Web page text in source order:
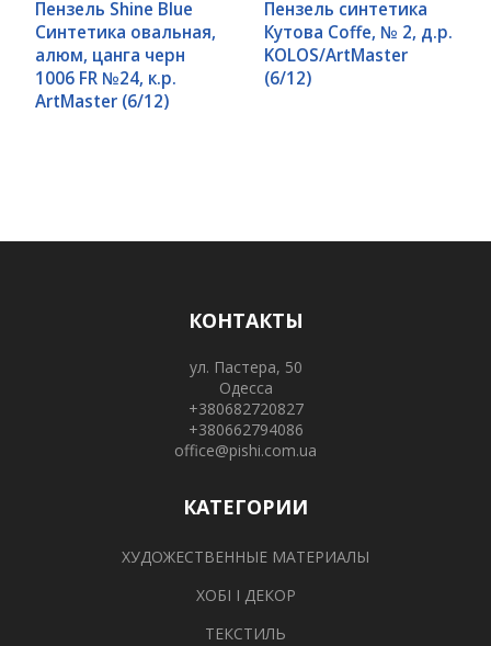
Пензель Shine Blue
Синтетика овальная,
алюм, цанга черн
1006 FR №24, к.р.
ArtMaster (6/12)
Пензель синтетика
Кутова Сoffe, № 2, д.р.
KOLOS/ArtMaster
(6/12)
КОНТАКТЫ
ул. Пастера, 50
Одесса
+380682720827
+380662794086
office@pishi.com.ua
КАТЕГОРИИ
ХУДОЖЕСТВЕННЫЕ МАТЕРИАЛЫ
ХОБІ І ДЕКОР
ТЕКСТИЛЬ